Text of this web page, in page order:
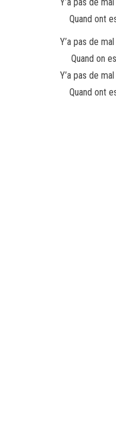
Quand ont
Y’a pas de
Quand on
Y’a pas de
Quand ont